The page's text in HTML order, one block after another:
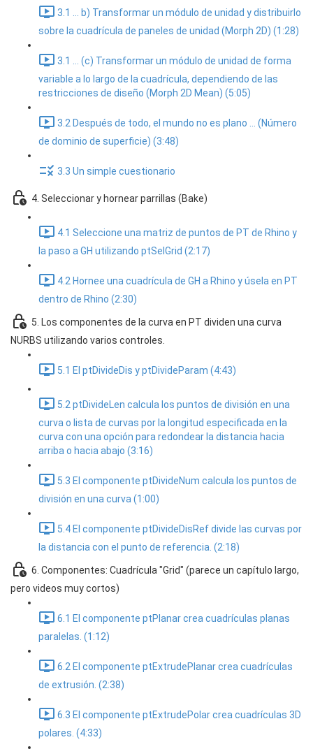
3.1 ... b) Transformar un módulo de unidad y distribuirlo
sobre la cuadrícula de paneles de unidad (Morph 2D) (1:28)
3.1 ... (c) Transformar un módulo de unidad de forma
variable a lo largo de la cuadrícula, dependiendo de las
restricciones de diseño (Morph 2D Mean) (5:05)
3.2 Después de todo, el mundo no es plano ... (Número
de dominio de superficie) (3:48)
3.3 Un simple cuestionario
4. Seleccionar y hornear parrillas (Bake)
4.1 Seleccione una matriz de puntos de PT de Rhino y
la paso a GH utilizando ptSelGrid (2:17)
4.2 Hornee una cuadrícula de GH a Rhino y úsela en PT
dentro de Rhino (2:30)
5. Los componentes de la curva en PT dividen una curva
NURBS utilizando varios controles.
5.1 El ptDivideDis y ptDivideParam (4:43)
5.2 ptDivideLen calcula los puntos de división en una
curva o lista de curvas por la longitud especificada en la
curva con una opción para redondear la distancia hacia
arriba o hacia abajo (3:16)
5.3 El componente ptDivideNum calcula los puntos de
división en una curva (1:00)
5.4 El componente ptDivideDisRef divide las curvas por
la distancia con el punto de referencia. (2:18)
6. Componentes: Cuadrícula "Grid" (parece un capítulo largo,
pero videos muy cortos)
6.1 El componente ptPlanar crea cuadrículas planas
paralelas. (1:12)
6.2 El componente ptExtrudePlanar crea cuadrículas
de extrusión. (2:38)
6.3 El componente ptExtrudePolar crea cuadrículas 3D
polares. (4:33)